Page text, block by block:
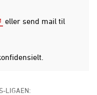
eller send mail til
LIGAEN: